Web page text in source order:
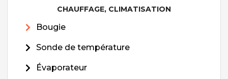
CHAUFFAGE, CLIMATISATION
Bougie
Sonde de température
Évaporateur